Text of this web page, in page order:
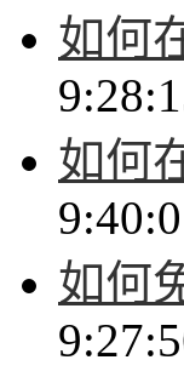
如何
如何
9:40:0
如何